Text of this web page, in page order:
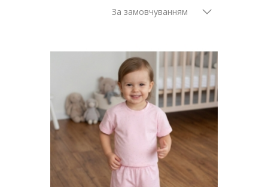
За замовчуванням